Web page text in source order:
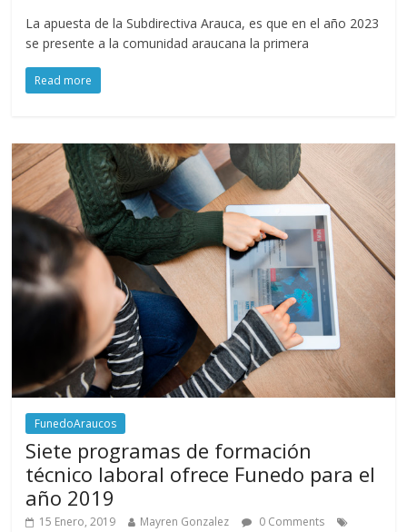
La apuesta de la Subdirectiva Arauca, es que en el año 2023
se presente a la comunidad araucana la primera
Read more
FunedoAraucos
Siete programas de formación
técnico laboral ofrece Funedo para el
año 2019
15 Enero, 2019 Mayren Gonzalez
0 Comments